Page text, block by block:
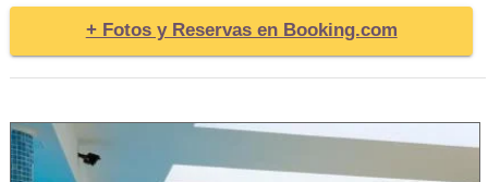
+ Fotos y Reservas en Booking.com